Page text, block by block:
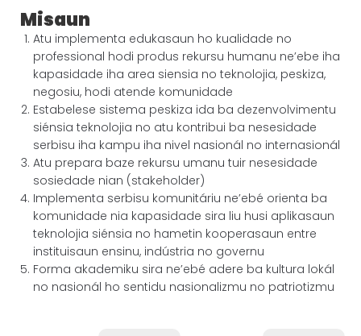
Misaun
Atu implementa edukasaun ho kualidade no
professional hodi produs rekursu humanu ne’ebe iha
kapasidade iha area siensia no teknolojia, peskiza,
negosiu, hodi atende komunidade
Estabelese sistema peskiza ida ba dezenvolvimentu
siénsia teknolojia no atu kontribui ba nesesidade
serbisu iha kampu iha nivel nasionál no internasionál
Atu prepara baze rekursu umanu tuir nesesidade
sosiedade nian (stakeholder)
Implementa serbisu komunitáriu ne’ebé orienta ba
komunidade nia kapasidade sira liu husi aplikasaun
teknolojia siénsia no hametin kooperasaun entre
instituisaun ensinu, indústria no governu
Forma akademiku sira ne’ebé adere ba kultura lokál
no nasionál ho sentidu nasionalizmu no patriotizmu